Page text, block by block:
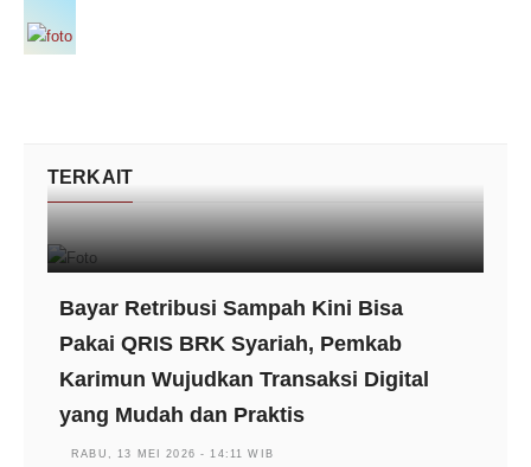
TERKAIT
Bayar Retribusi Sampah Kini Bisa
Pakai QRIS BRK Syariah, Pemkab
Karimun Wujudkan Transaksi Digital
yang Mudah dan Praktis
RABU, 13 MEI 2026 - 14:11 WIB